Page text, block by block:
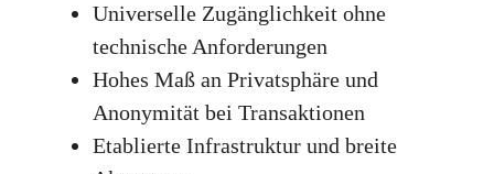
Universelle Zugänglichkeit ohne
technische Anforderungen
Hohes Maß an Privatsphäre und
Anonymität bei Transaktionen
Etablierte Infrastruktur und breite